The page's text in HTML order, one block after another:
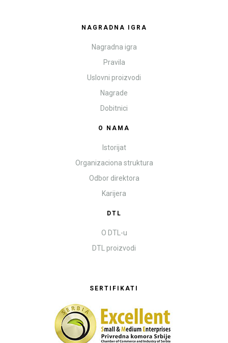
NAGRADNA IGRA
Nagradna igra
Pravila
Uslovni proizvodi
Nagrade
Dobitnici
O NAMA
Istorijat
Organizaciona struktura
Odbor direktora
Karijera
DTL
O DTL-u
DTL proizvodi
SERTIFIKATI